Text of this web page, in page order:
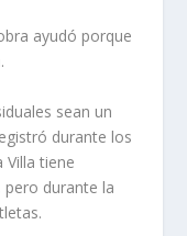
ayudó porque
sean un
durante los
Villa tiene
pero durante la